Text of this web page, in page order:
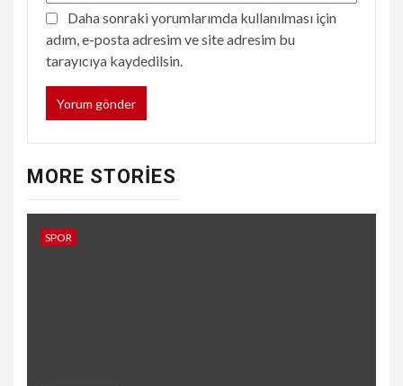
Daha sonraki yorumlarımda kullanılması için
adım, e-posta adresim ve site adresim bu
tarayıcıya kaydedilsin.
MORE STORIES
SPOR